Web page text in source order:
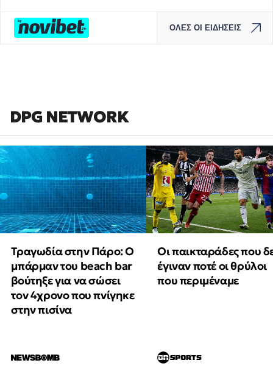
ΟΛΕΣ ΟΙ ΕΙΔΗΣΕΙΣ
DPG NETWORK
Τραγωδία στην Πάρο: Ο
μπάρμαν του beach bar
βούτηξε για να σώσει
τον 4χρονο που πνίγηκε
στην πισίνα
Οι παικταράδες που
έγιναν ποτέ οι θρύλοι
που περιμέναμε